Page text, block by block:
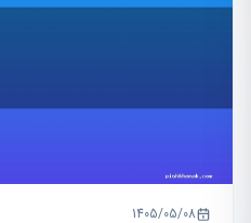
1405/05/08